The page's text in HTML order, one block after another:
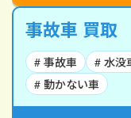
事故車 買取
# 事故車
# 水没
# 動かない車